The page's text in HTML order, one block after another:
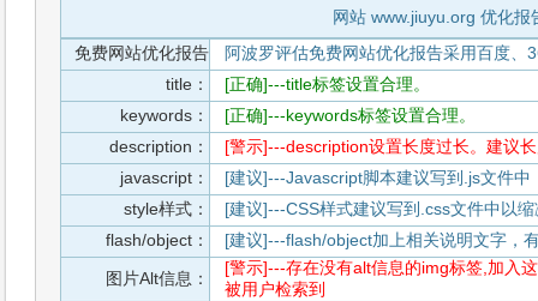
网站 www.jiuyu.org 优化报
免费网站优化报告
阿波罗评估免费网站优化报告采用百度、
title：
[正确]---title标签设置合理。
keywords：
[正确]---keywords标签设置合理。
description：
[警示]---description设置长度过长。建议
javascript：
[建议]---Javascript脚本建议写到.js文件中
style样式：
[建议]---CSS样式建议写到.css文件中以
flash/object：
[建议]---flash/object加上相关说明文字，
图片Alt信息：
[警示]---存在没有alt信息的img标签,加入
被用户检索到